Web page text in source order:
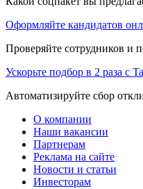
Оформляйте кандидатов
Проверяйте сотрудников и
Ускорьте подбор в 2 раза с
Автоматизируйте сбор
О компании
Наши вакансии
Партнерам
Реклама на сайте
Новости и статьи
Инвесторам